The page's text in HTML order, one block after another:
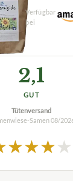
2,1
GUT
Tütenversand
Samen08/
★★★★